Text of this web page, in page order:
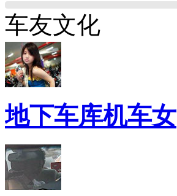
车友文化
地下车库机车女